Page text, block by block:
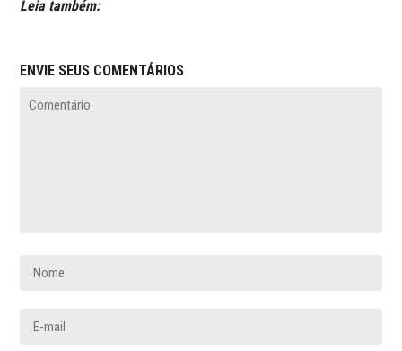
Leia também:
ENVIE SEUS COMENTÁRIOS